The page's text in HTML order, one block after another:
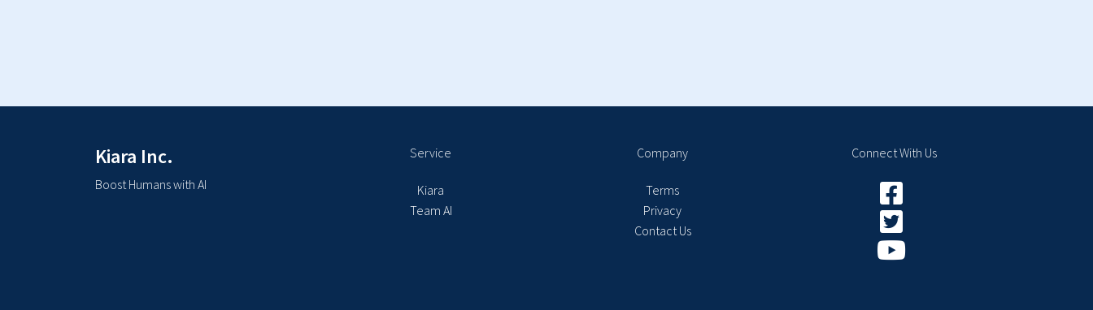
Kiara Inc.
Boost Humans with AI
Service
Kiara
Team AI
Company
Terms
Privacy
Contact Us
Connect With Us